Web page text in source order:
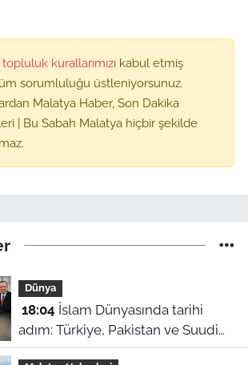
topluluk kurallarımızı kabul etmiş
sorumluluğu üstleniyorsunuz.
Malatya Haber, Son Dakika
| Bu Sabah Malatya hiçbir şekilde
Dünya
18:04
adım: Türkiye, Pakistan ve Suudi
Arabistan'dan Ortak Savunma